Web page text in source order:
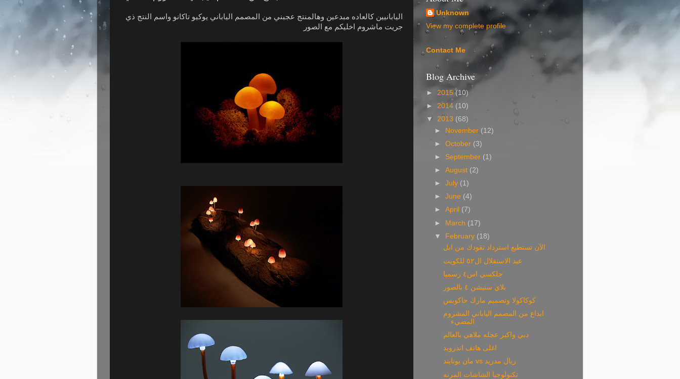
اليابانيين كالعاده مبدعين وهالمنتج عجبني من المصمم الياباني يوكيو تاكانو واسم النتج ذي
جريت ماشروم اخليكم مع الصور
Unknown
View my complete profile
Contact Me
Blog Archive
► 2015(10)
► 2014 (10)
▼ 2013 (68)
► November (12)
►October (3)
► September (1)
►August (2)
►July (1)
►June (4)
►April (7)
► March (17)
▼ February (18)
الآن تستطيع استرداد نقودك من ابل
عيد الاستقلال ال٥٢ للكويت
جلكسي اس٤ رسميا
بلاي ستيشن ٤ بالصور
كوكاكولا وتصميم مارك جاكوبس
ابداع من المصمم الياباني المشروم
المضيء
دبي واكبر عجله ملاهي بالعالم
اغلى هاتف اندرويد
مان يونايتد vs ريال مدريد
تكنولوجيا الشاشات المرنه